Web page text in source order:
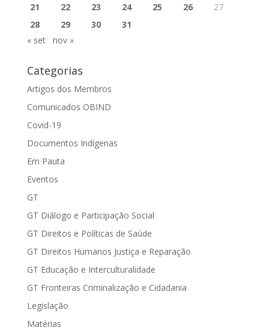
21
22 23 24 25 26
27
28
29 30
31
« set
nov »
Categorias
Artigos dos Membros
Comunicados OBIND
Covid-19
Documentos Indígenas
Em Pauta
Eventos
GT
GT Diálogo e Participação Social
GT Direitos e Políticas de Saúde
GT Direitos Humanos Justiça e Reparação
GT Educação e Interculturalidade
GT Fronteiras Criminalização e Cidadania
Legislação
Matérias